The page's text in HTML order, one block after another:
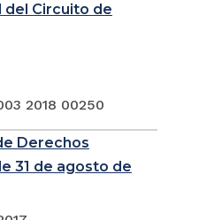
del Circuito de
2018 00250
Derechos
31 de agosto de